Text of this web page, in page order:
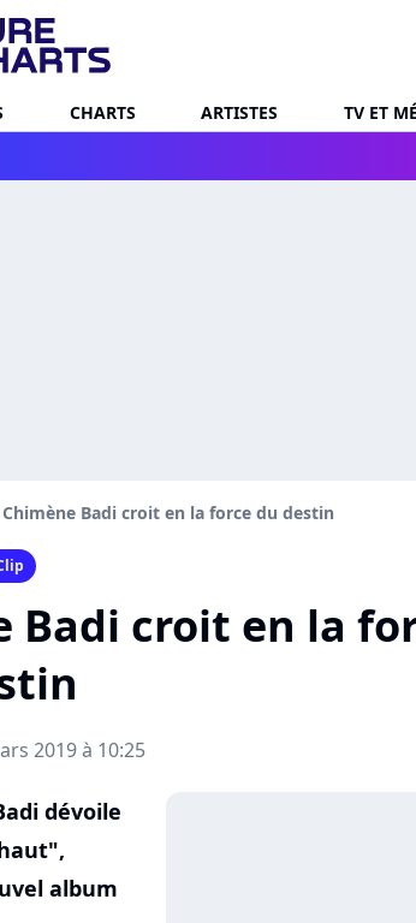
CHARTS ARTISTES TV ET
Badi croit en la force du destin
Badi croit en la
2019 à 10:25
dévoile
album